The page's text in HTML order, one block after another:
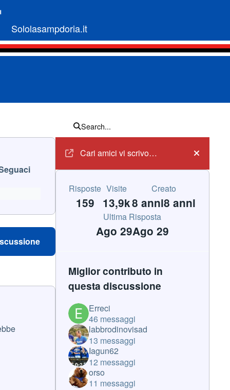
Sololasampdoria.it
Search...
Annunci
Cari amici vi scrivo…
Hide
Risposte
159
Visite
13,9k
Creato
8 anni8 anni
Ultima Risposta
Ago 29Ago 29
Miglior contributo in
questa discussione
Erreci
46 messaggi
labbrodinovisad
13 messaggi
Iagun62
12 messaggi
orso
11 messaggi